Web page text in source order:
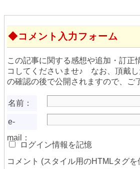
コメント入力フォーム
この記事に関する感想や追加・訂正
コしてくださいませ♪ なお、頂戴し
の確認の後で公開されますので、ご
名前：
e-
mail：
ログイン情報を記憶
コメント (スタイル用のHTMLタグを